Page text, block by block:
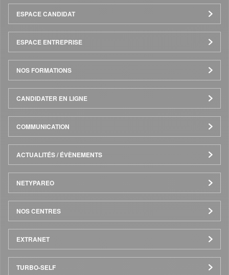
Menu
Pied
de
page
ESPACE CANDIDAT
ESPACE ENTREPRISE
NOS FORMATIONS
CANDIDATER EN LIGNE
COMMUNICATION
ACTUALITÉS / ÉVÈNEMENTS
NETYPAREO
NOS CENTRES
EXTRANET
TURBO-SELF